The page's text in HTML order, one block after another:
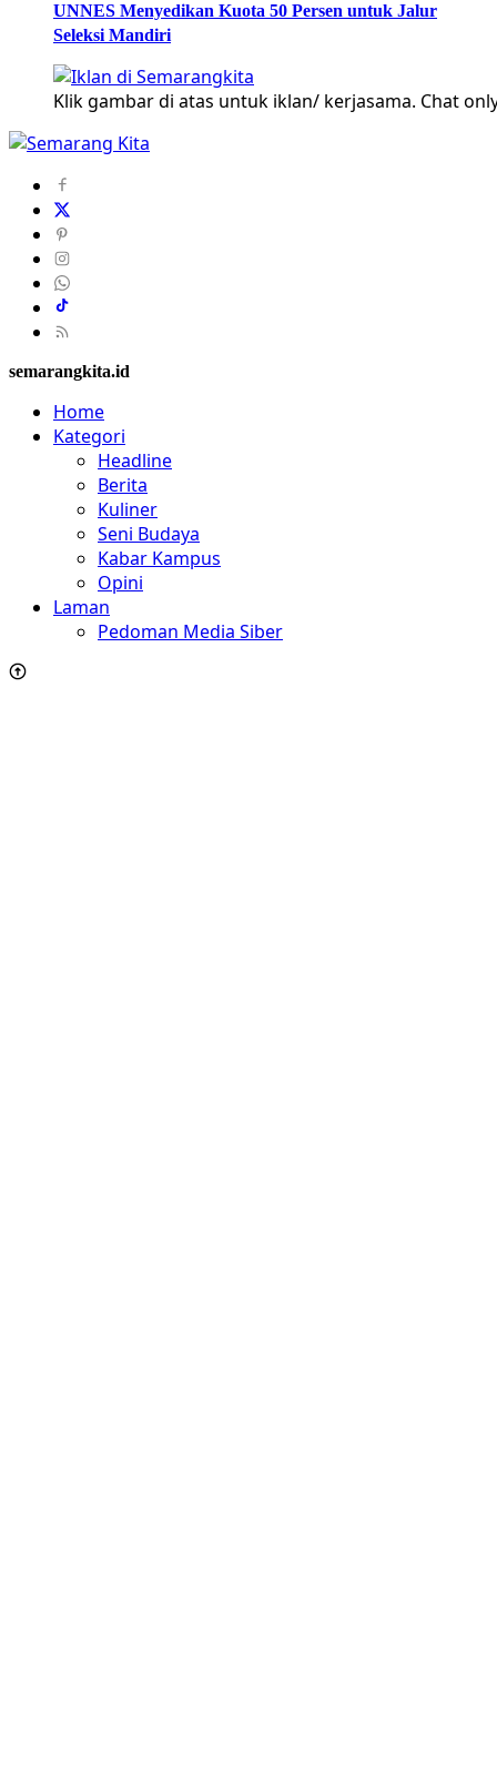
UNNES Menyedikan Kuota 50 Persen untuk Jalur
Seleksi Mandiri
Klik gambar di atas untuk iklan/ kerjasama. Chat
semarangkita.id
Home
Kategori
Headline
Berita
Kuliner
Seni Budaya
Kabar Kampus
Opini
Laman
Pedoman Media Siber